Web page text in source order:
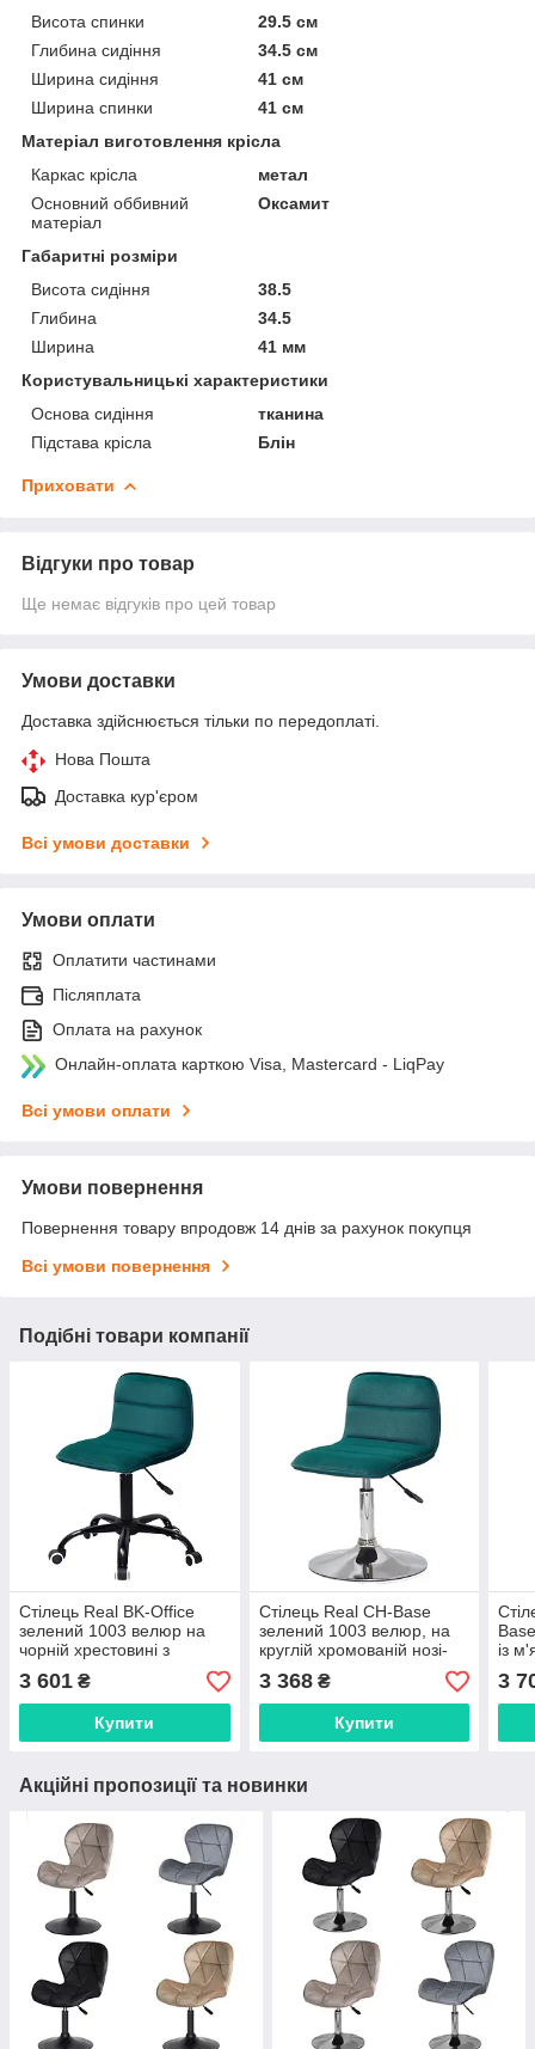
Висота спинки
29.5 см
Глибина сидіння
34.5 см
Ширина сидіння
41 см
Ширина спинки
41 см
Матеріал виготовлення крісла
Каркас крісла
метал
Основний оббивний
матеріал
Оксамит
Габаритні розміри
Висота сидіння
38.5
Глибина
34.5
Ширина
41 мм
Користувальницькі характеристики
Основа сидіння
тканина
Підстава крісла
Блін
Приховати
Відгуки про товар
Ще немає відгуків про цей товар
Умови доставки
Доставка здійснюється тільки по передоплаті.
Нова Пошта
Доставка кур'єром
Всі умови доставки
Умови оплати
Оплатити частинами
Післяплата
Оплата на рахунок
Онлайн-оплата карткою Visa, Mastercard - LiqPay
Всі умови оплати
Умови повернення
Повернення товару впродовж 14 днів за рахунок покупця
Всі умови повернення
Подібні товари компанії
Стілець Real BK-Office
зелений 1003 велюр на
чорній хрестовині з
колесами, регулювання
висоти сидіння
3 601 ₴
Купити
Стілець Real CH-Base
зелений 1003 велюр, на
круглій хромованій нозі-
опорі
3 368₴
Купити
із
3
Акційні пропозиції та новинки